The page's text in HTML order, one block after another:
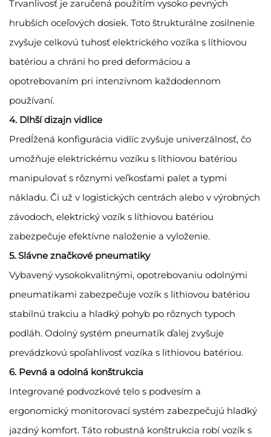
Trvanlivosť je zaručená použitím vysoko pevných
hrubších oceľových dosiek. Toto štrukturálne zosilnenie
zvyšuje celkovú tuhosť elektrického vozíka s líthiovou
batériou a chráni ho pred deformáciou a
opotrebovaním pri intenzívnom každodennom
používaní.
4. Dlhší dizajn vidlice
Predĺžená konfigurácia vidlíc zvyšuje univerzálnosť, čo
umožňuje elektrickému vozíku s líthiovou batériou
manipulovať s rôznymi veľkosťami palet a typmi
nákladu. Či už v logistických centrách alebo v výrobných
závodoch, elektrický vozík s líthiovou batériou
zabezpečuje efektívne naloženie a vyloženie.
5. Slávne značkové pneumatiky
Vybavený vysokokvalitnými, opotrebovaniu odolnými
pneumatikami zabezpečuje vozík s lithiovou batériou
stabilnú trakciu a hladký pohyb po rôznych typoch
podláh. Odolný systém pneumatík ďalej zvyšuje
prevádzkovú spoľahlivosť vozíka s lithiovou batériou.
6. Pevná a odolná konštrukcia
Integrované podvozkové telo s podvesím a
ergonomický monitorovací systém zabezpečujú hladký
jazdný komfort. Táto robustná konštrukcia robí vozík s